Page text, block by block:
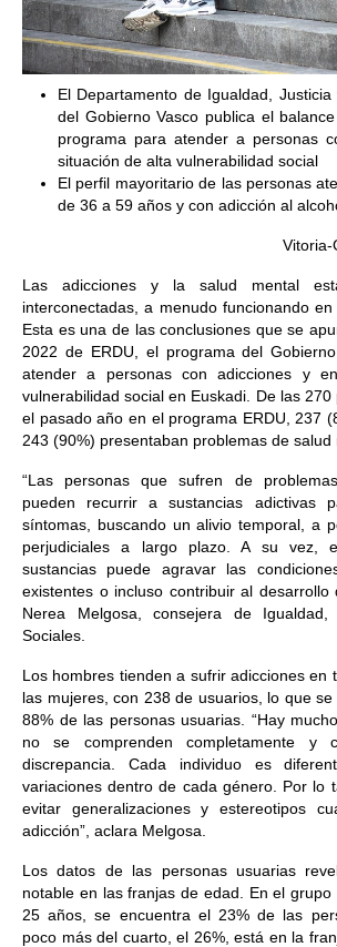
El Departamento de Igualdad,
del Gobierno Vasco publica el
programa para atender a personas
situación de alta vulnerabilidad social
El perfil mayoritario de las personas
de 36 a 59 años y con adicción al
Vitoria-
Las adicciones y la salud mental
interconectadas, a menudo funcionando en
Esta es una de las conclusiones que se
2022 de ERDU, el programa del
atender a personas con adicciones y
vulnerabilidad social en Euskadi. De las
el pasado año en el programa ERDU, 237
243 (90%) presentaban problemas de salud
“Las personas que sufren de
pueden recurrir a sustancias adictivas
síntomas, buscando un alivio temporal, a
perjudiciales a largo plazo. A su vez,
sustancias puede agravar las
existentes o incluso contribuir al desarrollo
Nerea Melgosa, consejera de
Sociales.
Los hombres tienden a sufrir adicciones en
las mujeres, con 238 de usuarios, lo que
88% de las personas usuarias. “Hay
no se comprenden completamente y
discrepancia. Cada individuo es
variaciones dentro de cada género. Por lo
evitar generalizaciones y estereotipos
adicción”, aclara Melgosa.
Los datos de las personas usuarias
notable en las franjas de edad. En el
25 años, se encuentra el 23% de las
poco más del cuarto, el 26%, está en la